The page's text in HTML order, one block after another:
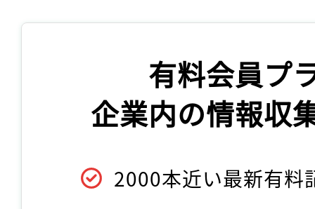
有料会員プ
企業内の情報収
2000本近い最新有料